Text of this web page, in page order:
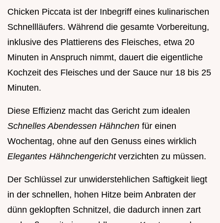
Chicken Piccata ist der Inbegriff eines kulinarischen
Schnellläufers. Während die gesamte Vorbereitung,
inklusive des Plattierens des Fleisches, etwa 20
Minuten in Anspruch nimmt, dauert die eigentliche
Kochzeit des Fleisches und der Sauce nur 18 bis 25
Minuten.
Diese Effizienz macht das Gericht zum idealen
Schnelles Abendessen Hähnchen für einen
Wochentag, ohne auf den Genuss eines wirklich
Elegantes Hähnchengericht verzichten zu müssen.
Der Schlüssel zur unwiderstehlichen Saftigkeit liegt
in der schnellen, hohen Hitze beim Anbraten der
dünn geklopften Schnitzel, die dadurch innen zart